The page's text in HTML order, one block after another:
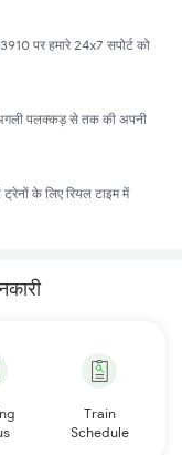
पर हमारे 24x7 सपोर्ट को
पलक्कड़ से तक की अपनी
के लिए रियल टाइम में
Train
Schedule